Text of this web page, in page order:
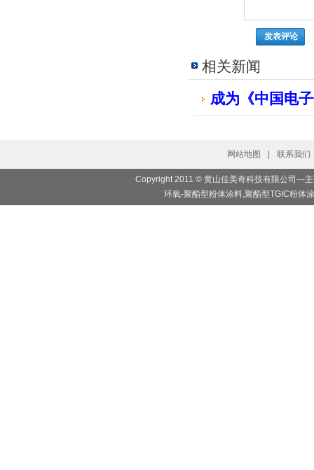
相关新闻
成为《中国电
网站地图 联系我们
Copyright 2011 © 黄山佳美奇科技有限公司---
环氧-聚酯型粉体涂料,聚酯型TGIC粉体